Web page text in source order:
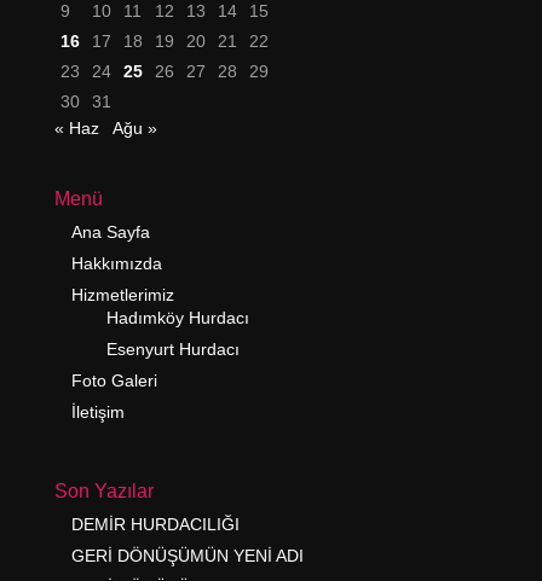
9
10 11 12 13 14
15
16
17 18 19 20 21
22
23
24 25 26 27 28
29
30
31
« Haz
Ağu »
Menü
Ana Sayfa
Hakkımızda
Hizmetlerimiz
Hadımköy Hurdacı
Esenyurt Hurdacı
Foto Galeri
İletişim
Son Yazılar
DEMİR HURDACILIĞI
GERİ DÖNÜŞÜMÜN YENİ ADI